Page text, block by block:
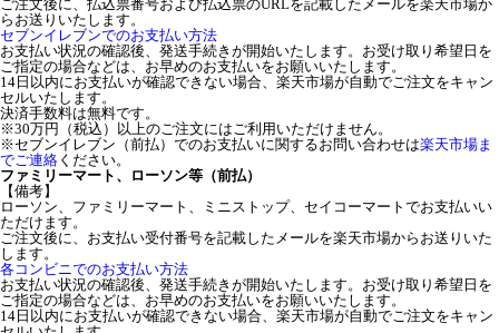
ご注文後に、払込票番号および払込票のURLを記載したメールを楽天市場か
らお送りいたします。
セブンイレブンでのお支払い方法
お支払い状況の確認後、発送手続きが開始いたします。お受け取り希望日を
ご指定の場合などは、お早めのお支払いをお願いいたします。
14日以内にお支払いが確認できない場合、楽天市場が自動でご注文をキャン
セルいたします。
決済手数料は無料です。
※30万円（税込）以上のご注文にはご利用いただけません。
※セブンイレブン（前払）でのお支払いに関するお問い合わせは楽天市場ま
でご連絡 ください。
ファミリーマート、ローソン等（前払）
【備考】
ローソン、ファミリーマート、ミニストップ、セイコーマートでお支払いい
ただけます。
ご注文後に、お支払い受付番号を記載したメールを楽天市場からお送りいた
します。
各コンビニでのお支払い方法
お支払い状況の確認後、発送手続きが開始いたします。お受け取り希望日を
ご指定の場合などは、お早めのお支払いをお願いいたします。
14日以内にお支払いが確認できない場合、楽天市場が自動でご注文をキャン